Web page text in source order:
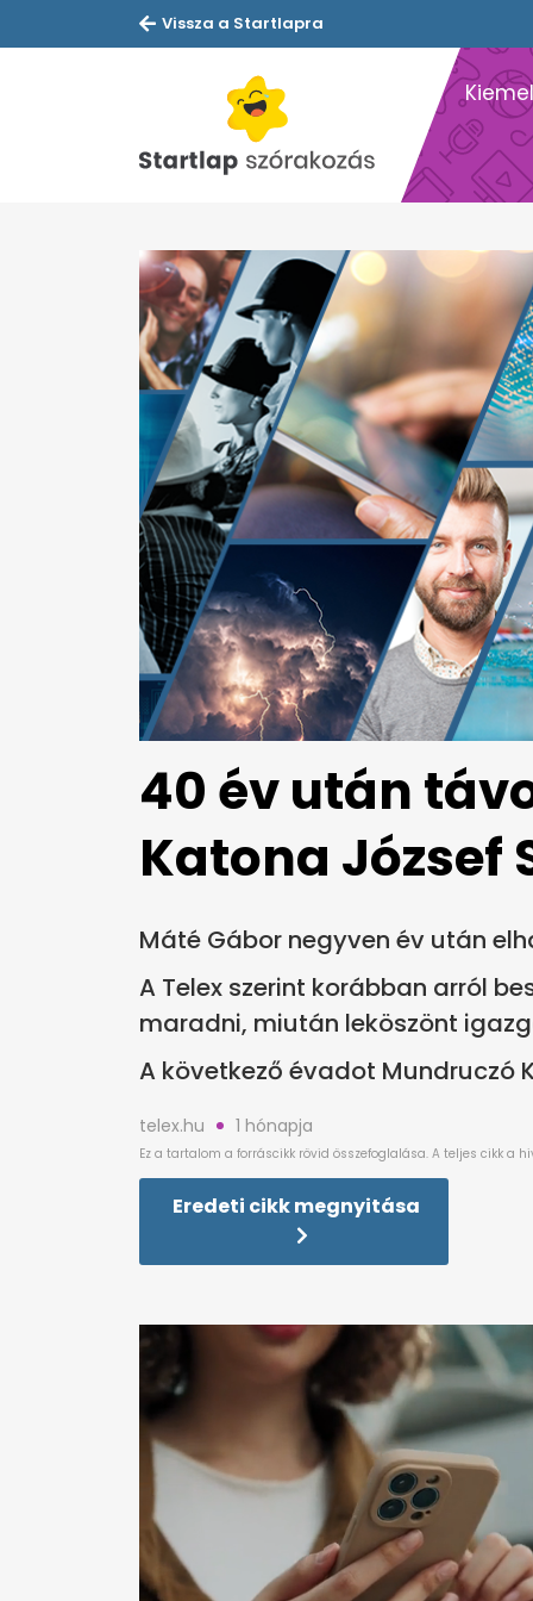
Vissza a Startlapra
40 év után
Katona József
Máté Gábor negyven év után
A Telex szerint korábban arról
maradni, miután leköszönt
A következő évadot Mundruczó
telex.hu 1 hónapja
Eredeti cikk megnyitása